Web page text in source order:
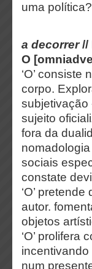
uma política?
a decorrer//
O
‘O’
corpo.
subjetivação
sujeito
fora da
sociais
constate
‘O’
autor.
objetos
‘O’
num